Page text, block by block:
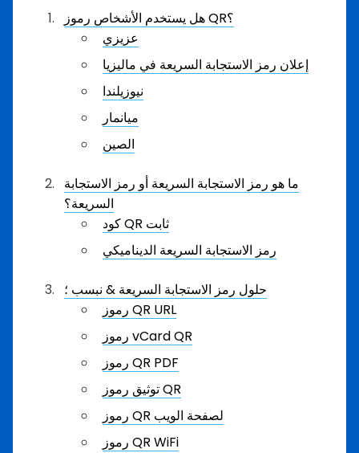
هل يستخدم الأشخاص رموز QR؟
عزيزي
إعلان رمز الاستجابة السريعة في ماليزيا
نيوزيلندا
ميانمار
الصين
ما هو رمز الاستجابة السريعة أو رمز الاستجابة
السريعة؟
كود QR ثابت
رمز الاستجابة السريعة الديناميكي
حلول رمز الاستجابة السريعة & نبسب ؛
رموز QR URL
رموز vCard QR
رموز QR PDF
توثيق رموز QR
رموز QR لصفحة الويب
رموز QR WiFi